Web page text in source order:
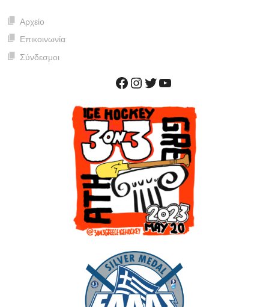
Αρχείο
Επικοινωνία
Σύνδεσμοι
Facebook
Instagram
Twitter
YouTube